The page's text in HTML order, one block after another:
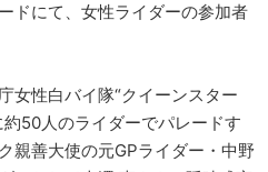
ドにて、女性ライダーの参加者
女性白バイ隊“クイーンスター
50人のライダーでパレードす
親善大使の元GPライダー・中野